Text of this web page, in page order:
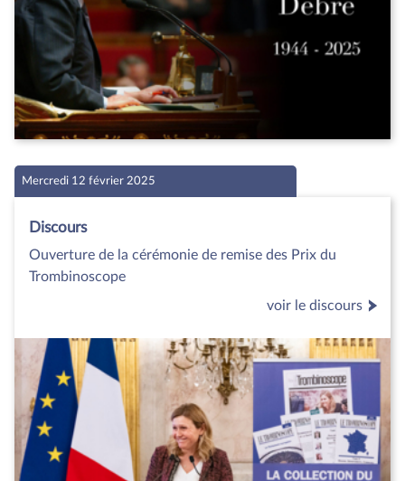
Mercredi 12 février 2025
Discours
Ouverture de la cérémonie de remise des Prix du
Trombinoscope
voir le discours